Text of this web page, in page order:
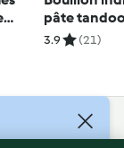
pâte
3.9 (21)